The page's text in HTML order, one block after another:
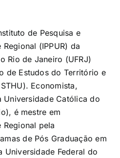
de Pesquisa e
(IPPUR) da
Rio de Janeiro (UFRJ)
de Estudos do Território e
Economista,
Católica do
é mestre em
Regional pela
de Pós Graduação em
Universidade Federal do